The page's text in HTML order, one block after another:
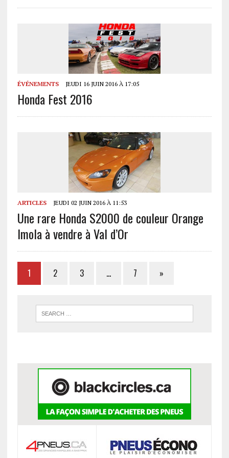
ÉVÉNEMENTS JEUDI 16 JUIN 2016 À 17:05
Honda Fest 2016
ARTICLES JEUDI 02 JUIN 2016 À 11:53
Une rare Honda S2000 de couleur Orange
Imola à vendre à Val d’Or
1 2 3 … 7 »